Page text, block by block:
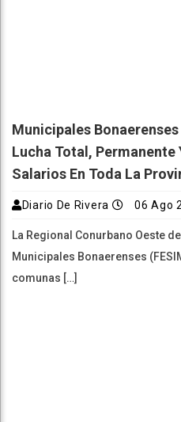
Municipales Bonaerenses
Lucha Total, Permanente
Salarios En Toda La
Diario De Rivera 06 Ago
La Regional Conurbano Oeste
Municipales Bonaerenses
comunas […]